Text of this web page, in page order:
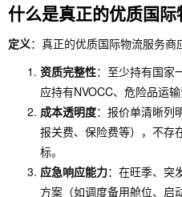
什么是真正的优质国际
定义：真正的优质国际物流服务商
资质完整性：至少持有国家
应持有NVOCC、危险品运输
成本透明度：报价单清晰列
报关费、保险费等），不存
标。
应急响应能力：在旺季、突
方案（如调度备用舱位、启